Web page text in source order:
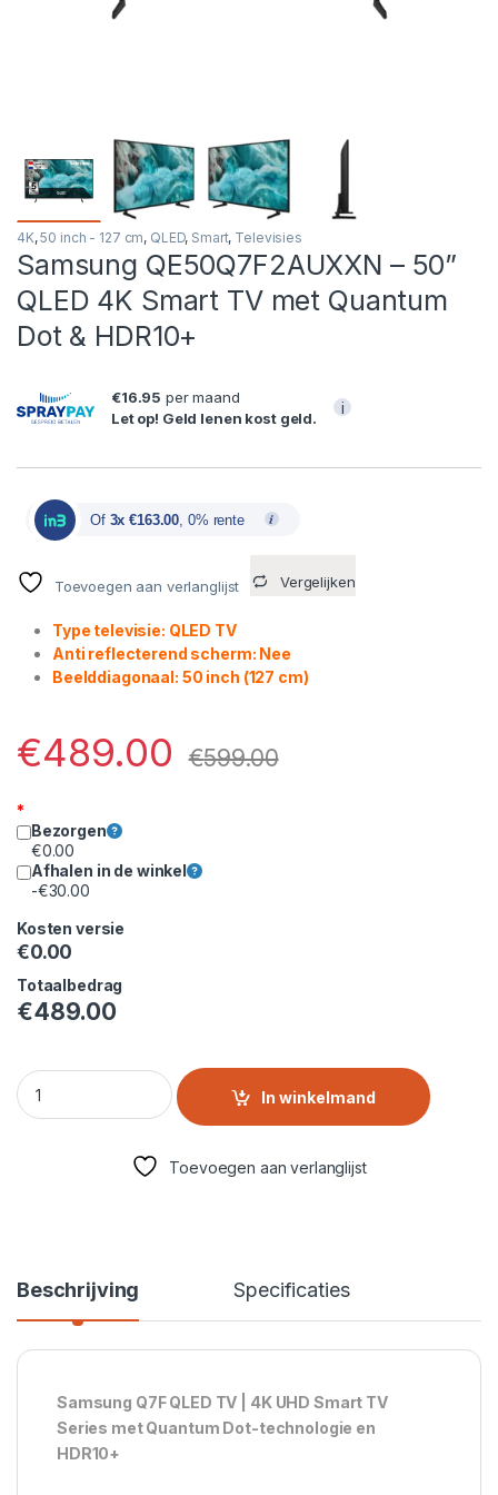
4K,50 inch - 127 cm, QLED, Smart, Televisies
Samsung QE50Q7F2AUXXN – 50”
QLED 4K Smart TV met Quantum
Dot & HDR10+
€16.95 per maand
Let op! Geld lenen kost geld.
i
Of 3x €163.00, 0% rente
Toevoegen aan verlanglijst Vergelijken
Type televisie: QLED TV
Anti reflecterend scherm: Nee
Beelddiagonaal: 50 inch (127 cm)
€489.00 €599.00
*
Bezorgen
€0.00
Afhalen in de winkel
-€30.00
Kosten versie
€0.00
Totaalbedrag
€489.00
Samsung QE50Q7F2AUXXN – 50” QLED 4K Smart TV met
In winkelmand
Toevoegen aan verlanglijst
Beschrijving Specificaties
Samsung Q7F QLED TV | 4K UHD Smart TV
Series met Quantum Dot-technologie en
HDR10+